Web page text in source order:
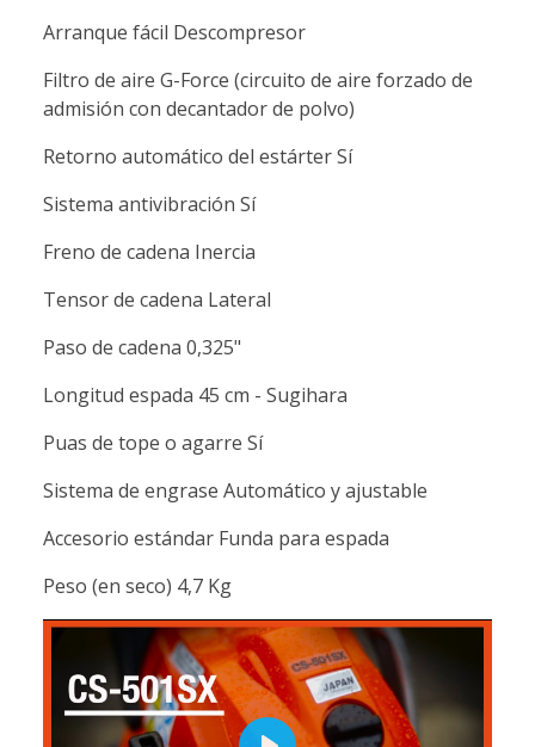
Arranque fácil Descompresor
Filtro de aire G-Force (circuito de aire forzado de
admisión con decantador de polvo)
Retorno automático del estárter Sí
Sistema antivibración Sí
Freno de cadena Inercia
Tensor de cadena Lateral
Paso de cadena 0,325"
Longitud espada 45 cm - Sugihara
Puas de tope o agarre Sí
Sistema de engrase Automático y ajustable
Accesorio estándar Funda para espada
Peso (en seco) 4,7 Kg